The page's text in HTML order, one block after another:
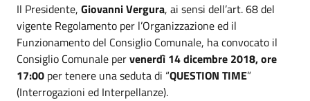
Il Presidente, Giovanni Vergura, ai sensi dell’art. 68 del
vigente Regolamento per l’Organizzazione ed il
Funzionamento del Consiglio Comunale, ha convocato il
Consiglio Comunale pervenerdì 14 dicembre 2018, ore
17:00 per tenere una seduta di “QUESTION TIME”
(Interrogazioni ed Interpellanze).